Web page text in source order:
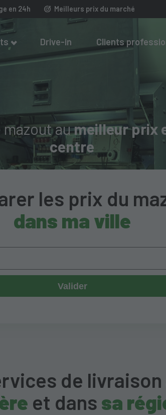
en 24h Meilleurs prix du marché
Drive-in Clients
mazout aumeilleur prix
centre
les prix du
dans ma ville
Valider
de livraison
et dans sa